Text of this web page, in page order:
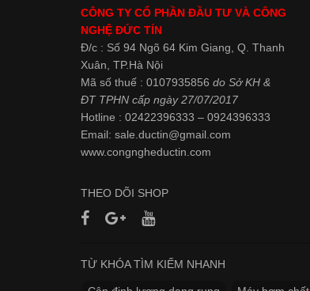
CÔNG TY CỔ PHẦN ĐẦU TƯ VÀ CÔNG
NGHỆ ĐỨC TÍN
Đ/c : Số 94 Ngõ 64 Kim Giang, Q. Thanh
Xuân, TP.Hà Nội
Mã số thuế : 0107935856 do Sở KH &
ĐT TPHN cấp ngày 27/07/2017
Hotline : 02422396333 – 0924396333
Email: sale.ductin@gmail.com
www.congngheductin.com
THEO DÕI SHOP
TỪ KHÓA TÌM KIẾM NHANH